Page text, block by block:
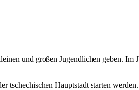
und großen Jugendlichen geben. Im
tschechischen Hauptstadt starten